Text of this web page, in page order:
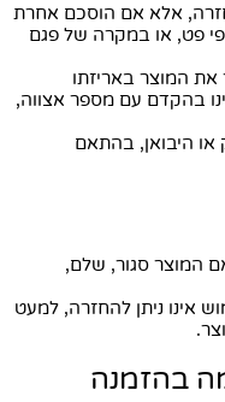
אלא אם הוסכם אחרת
פט, או במקרה של פגם
המוצר באריזתו
בהקדם עם מספר אצווה,
או היבואן, בהתאם
המוצר סגור, שלם,
אינו ניתן להחזרה, למעט